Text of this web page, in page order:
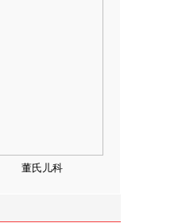
董氏儿科